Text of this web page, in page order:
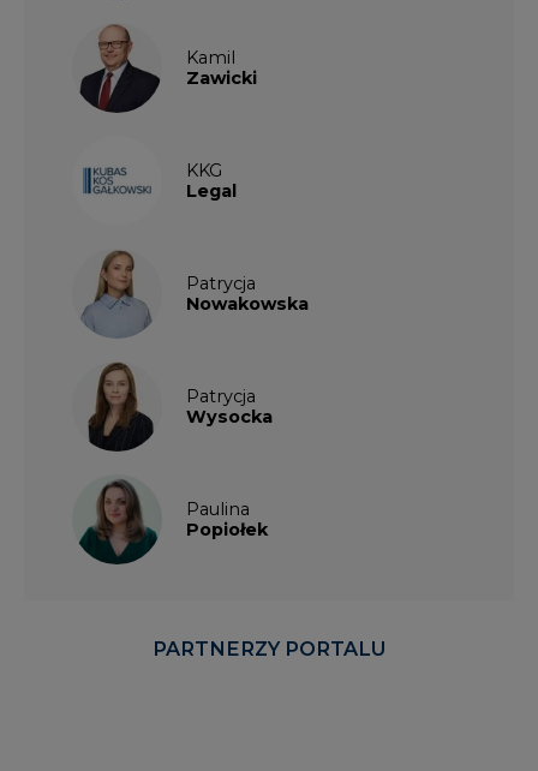
Kamil
Zawicki
KKG
Legal
Patrycja
Nowakowska
Patrycja
Wysocka
Paulina
Popiołek
PARTNERZY PORTALU